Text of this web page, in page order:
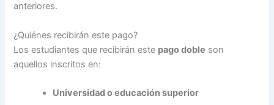
anteriores.
¿Quiénes recibirán este pago?
Los estudiantes que recibirán este pago doble son
aquellos inscritos en:
Universidad o educación superior